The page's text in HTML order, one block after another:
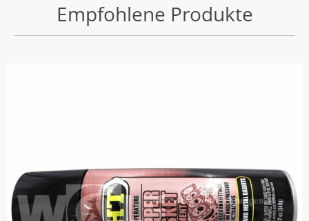
Empfohlene Produkte